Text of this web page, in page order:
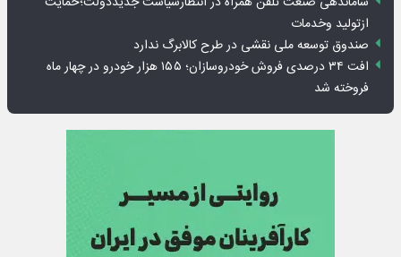
ازتولید وخدمات
صندوق توسعه ملی نقشی در طرح کالابرگ ندارد
افت ۳۴ درصدی فروش خودروسازان؛ ۱۵۵ هزار خودرو در چهار ماه
فروخته شد